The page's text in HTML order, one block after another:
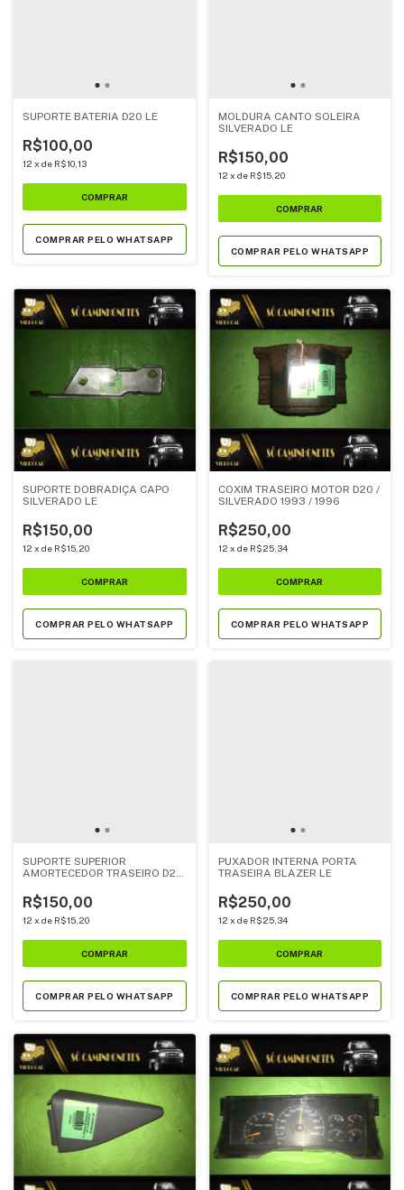
SUPORTE BATERIA D20 LE
R$100,00
12 x de R$10,13
COMPRAR PELO WHATSAPP
MOLDURA CANTO SOLEIRA
SILVERADO LE
R$150,00
12 x de R$15,20
COMPRAR PELO WHATSAPP
SUPORTE DOBRADIÇA CAPO
SILVERADO LE
R$150,00
12 x de R$15,20
COMPRAR PELO WHATSAPP
COXIM TRASEIRO MOTOR D20 /
SILVERADO 1993 / 1996
R$250,00
12 x de R$25,34
COMPRAR PELO WHATSAPP
SUPORTE SUPERIOR
AMORTECEDOR TRASEIRO D20
R$150,00
12 x de R$15,20
COMPRAR PELO WHATSAPP
PUXADOR INTERNA PORTA
TRASEIRA BLAZER LE
R$250,00
12 x de R$25,34
COMPRAR PELO WHATSAPP